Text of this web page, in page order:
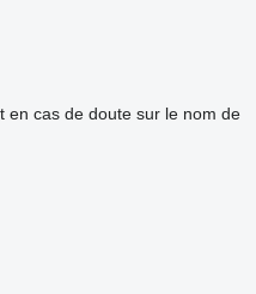
en cas de doute sur le nom de